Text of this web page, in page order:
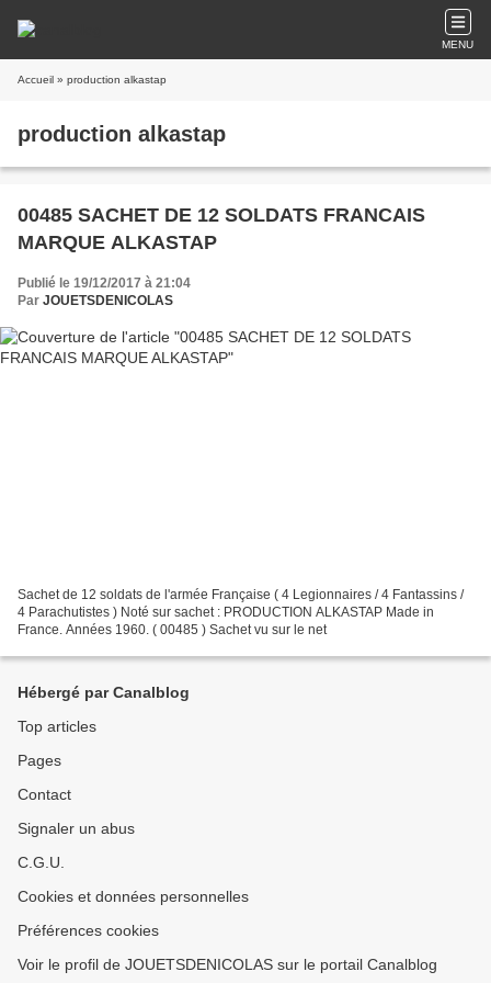
MENU
Accueil » production alkastap
production alkastap
00485 SACHET DE 12 SOLDATS FRANCAIS
MARQUE ALKASTAP
Publié le 19/12/2017 à 21:04
Par JOUETSDENICOLAS
Sachet de 12 soldats de l'armée Française ( 4 Legionnaires / 4 Fantassins /
4 Parachutistes ) Noté sur sachet : PRODUCTION ALKASTAP Made in
France. Années 1960. ( 00485 ) Sachet vu sur le net
Hébergé par Canalblog
Top articles
Pages
Contact
Signaler un abus
C.G.U.
Cookies et données personnelles
Préférences cookies
Voir le profil de JOUETSDENICOLAS sur le portail Canalblog